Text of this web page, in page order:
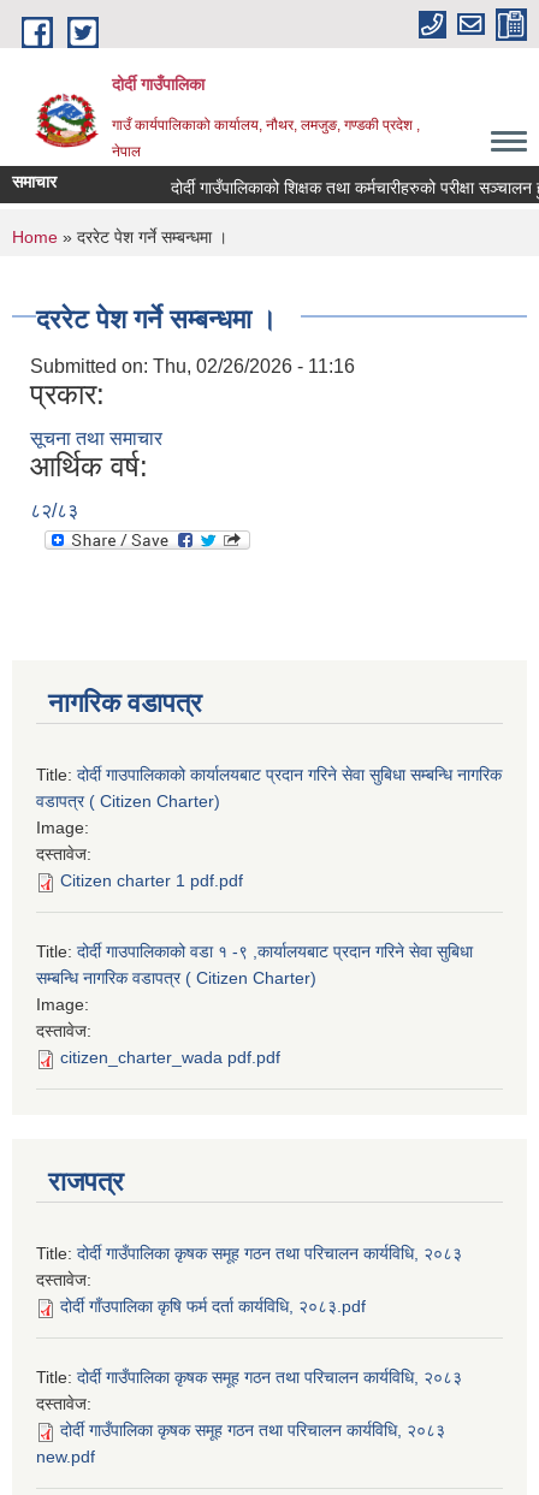
Skip to main content
दोर्दी गाउँपालिका
गाउँ कार्यपालिकाको कार्यालय, नौथर, लमजुङ, गण्डकी प्रदेश ,
नेपाल
समाचार दोर्दी गाउँपालिकाको शिक्षक तथा कर्मचारीहरुको परीक्षा सञ्चालन
You are here
Home » दररेट पेश गर्ने सम्बन्धमा ।
दररेट पेश गर्ने सम्बन्धमा ।
Submitted on: Thu, 02/26/2026 - 11:16
प्रकार:
सूचना तथा समाचार
आर्थिक वर्ष:
८२/८३
नागरिक वडापत्र
Title: दोर्दी गाउपालिकाको कार्यालयबाट प्रदान गरिने सेवा सुबिधा सम्बन्धि नागरिक
वडापत्र ( Citizen Charter)
Image:
दस्तावेज:
Citizen charter 1 pdf.pdf
Title: दोर्दी गाउपालिकाको वडा १ -९ ,कार्यालयबाट प्रदान गरिने सेवा सुबिधा
सम्बन्धि नागरिक वडापत्र ( Citizen Charter)
Image:
दस्तावेज:
citizen_charter_wada pdf.pdf
राजपत्र
Title: दोर्दी गाउँपालिका कृषक समूह गठन तथा परिचालन कार्यविधि, २०८३
दस्तावेज:
दोर्दी गाँउपालिका कृषि फर्म दर्ता कार्यविधि, २०८३.pdf
Title: दोर्दी गाउँपालिका कृषक समूह गठन तथा परिचालन कार्यविधि, २०८३
दस्तावेज:
दोर्दी गाउँपालिका कृषक समूह गठन तथा परिचालन कार्यविधि, २०८३
new.pdf